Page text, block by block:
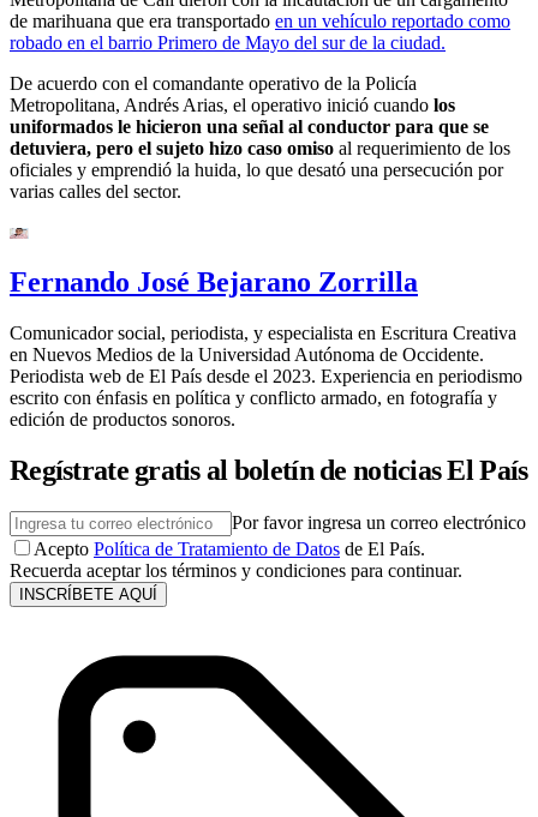
de marihuana que era transportado en un vehículo reportado como
robado en el barrio Primero de Mayo del sur de la ciudad.
De acuerdo con el comandante operativo de la Policía
Metropolitana, Andrés Arias, el operativo inició cuando los
uniformados le hicieron una señal al conductor para que se
detuviera, pero el sujeto hizo caso omiso al requerimiento de los
oficiales y emprendió la huida, lo que desató una persecución por
varias calles del sector.
Fernando José Bejarano Zorrilla
Comunicador social, periodista, y especialista en Escritura Creativa
en Nuevos Medios de la Universidad Autónoma de Occidente.
Periodista web de El País desde el 2023. Experiencia en periodismo
escrito con énfasis en política y conflicto armado, en fotografía y
edición de productos sonoros.
Regístrate gratis al boletín de noticias El País
Por favor ingresa un correo electrónico
Acepto Política de Tratamiento de Datos de El País.
Recuerda aceptar los términos y condiciones para continuar.
INSCRÍBETE AQUÍ